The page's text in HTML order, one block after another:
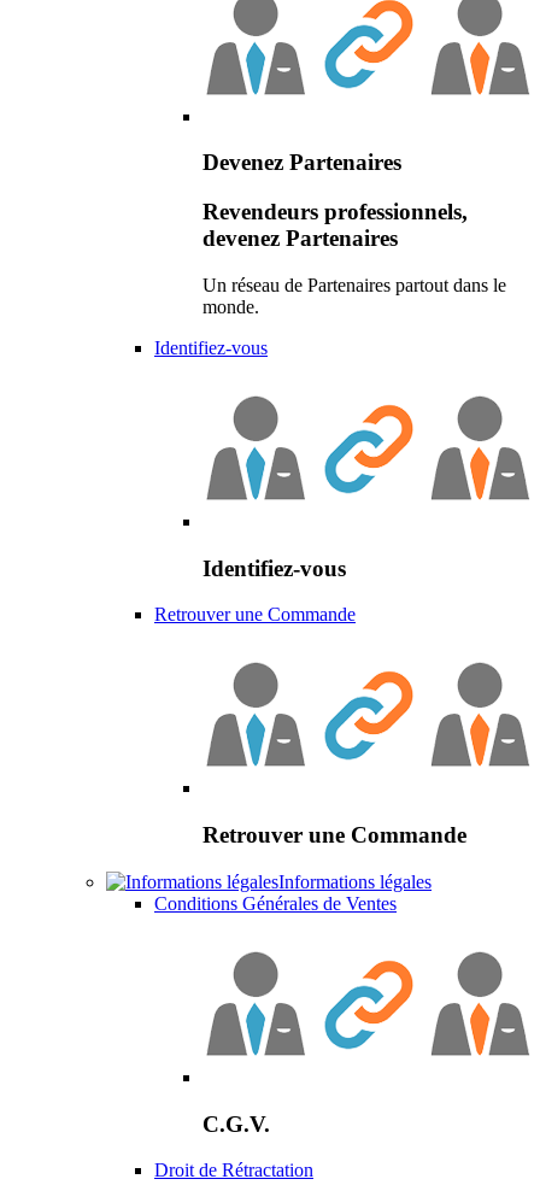
Devenez Partenaires
Revendeurs professionnels,
devenez Partenaires
Un réseau de Partenaires partout dans le
monde.
Identifiez-vous
Identifiez-vous
Retrouver une Commande
Retrouver une Commande
Informations légales
Conditions Générales de Ventes
C.G.V.
Droit de Rétractation